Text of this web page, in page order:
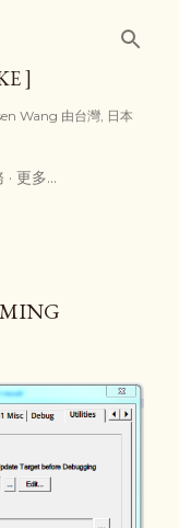
]
Wang 由台灣, 日本
更多…